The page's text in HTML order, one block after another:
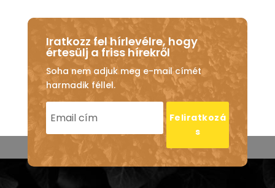
Iratkozz fel hírlevélre, hogy
értesülj a friss hírekről
Soha nem adjuk meg e-mail címét
harmadik féllel.
Feliratkozá
s